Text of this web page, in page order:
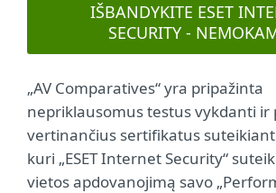
IŠBANDYKITE ESET
SECURITY -
„AV Comparatives“ yra pripažinta
nepriklausomus testus vykdanti ir
vertinančius sertifikatus
kuri „ESET Internet Security“
vietos apdovanojimą savo